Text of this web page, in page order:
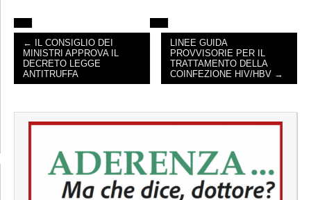
POST NAVIGATION
← IL CONSIGLIO DEI
MINISTRI APPROVA IL
DECRETO LEGGE
ANTITRUFFA
LINEE GUIDA
PROVVISORIE PER IL
TRATTAMENTO DELLA
COINFEZIONE HIV/HBV →